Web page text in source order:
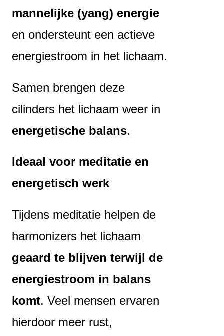
mannelijke (yang) energie
en ondersteunt een actieve
energiestroom in het lichaam.
Samen brengen deze
cilinders het lichaam weer in
energetische balans.
Ideaal voor meditatie en
energetisch werk
Tijdens meditatie helpen de
harmonizers het lichaam
geaard te blijven terwijl de
energiestroom in balans
komt. Veel mensen ervaren
hierdoor meer rust,